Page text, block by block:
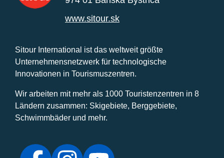
www.sitour.sk
Sitour International ist das weltweit größte
Unternehmensnetzwerk für technologische
Innovationen in Tourismuszentren.
Wir arbeiten mit mehr als 1000 Touristenzentren in 8
Ländern zusammen: Skigebiete, Berggebiete,
Schwimmbäder und mehr.